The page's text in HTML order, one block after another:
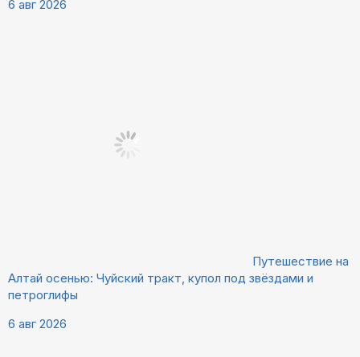
6 авг 2026
Путешествие на
Алтай осенью: Чуйский тракт, купол под звёздами и
петроглифы
6 авг 2026